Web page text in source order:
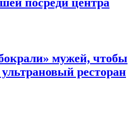
мужей, чтобы
ресторан